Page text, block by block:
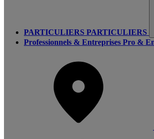
PARTICULIERS PARTICULIERS
Professionnels & Entreprises Pro &